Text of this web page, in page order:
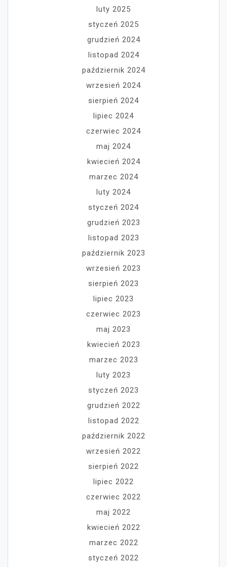
luty 2025
styczeń 2025
grudzień 2024
listopad 2024
październik 2024
wrzesień 2024
sierpień 2024
lipiec 2024
czerwiec 2024
maj 2024
kwiecień 2024
marzec 2024
luty 2024
styczeń 2024
grudzień 2023
listopad 2023
październik 2023
wrzesień 2023
sierpień 2023
lipiec 2023
czerwiec 2023
maj 2023
kwiecień 2023
marzec 2023
luty 2023
styczeń 2023
grudzień 2022
listopad 2022
październik 2022
wrzesień 2022
sierpień 2022
lipiec 2022
czerwiec 2022
maj 2022
kwiecień 2022
marzec 2022
styczeń 2022